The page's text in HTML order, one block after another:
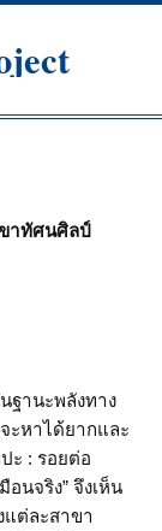
าทัศนศิลป์
ฐานะพลังทาง
ะหาได้ยากและ
ะ : รอยต่อ
นจริง” จึงเห็น
ต่ละสาขา